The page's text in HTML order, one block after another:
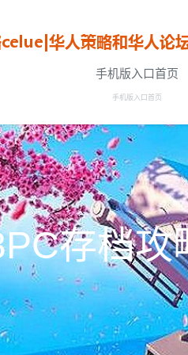
手机版入口首页
手机版入口首页
存档攻